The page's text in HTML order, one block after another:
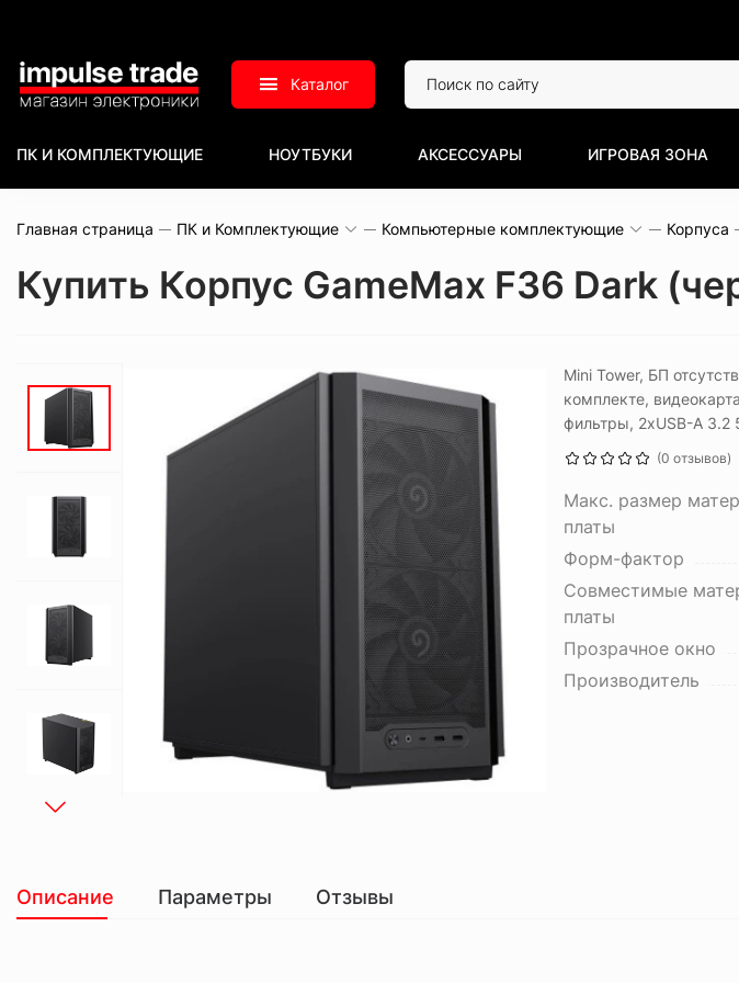
Каталог
ПК И КОМПЛЕКТУЮЩИЕ НОУТБУКИ АКСЕССУАРЫ ИГРОВАЯ ЗОНА
Главная страница ПК и Комплектующие Компьютерные комплектующие Корпуса
Купить Корпус GameMax F36 Dark
Mini Tower, БП
комплекте,
фильтры, 2xUSB-A 3.2
(0 отзывов)
Макс. размер
платы
Форм-фактор
Совместимые
платы
Прозрачное окно
Производитель
Описание Параметры Отзывы